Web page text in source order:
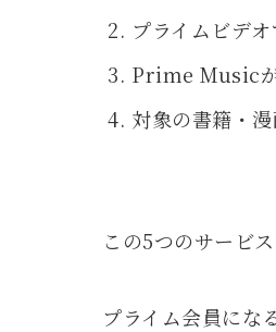
プライムビデ
Prime Music
対象の書籍・
この5つのサービ
プライム会員にな